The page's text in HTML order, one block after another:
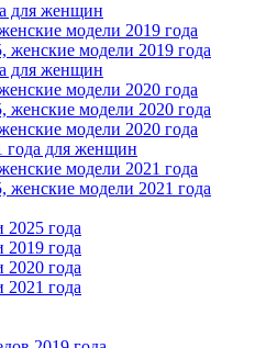
для женщин
модели 2019 года
женские модели 2019 года
для женщин
модели 2020 года
женские модели 2020 года
модели 2020 года
года для женщин
модели 2021 года
женские модели 2021 года
2025 года
2019 года
2020 года
2021 года